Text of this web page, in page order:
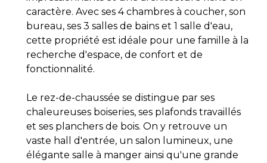
caractère. Avec ses 4 chambres à coucher, son
bureau, ses 3 salles de bains et 1 salle d'eau,
cette propriété est idéale pour une famille à la
recherche d'espace, de confort et de
fonctionnalité.
Le rez-de-chaussée se distingue par ses
chaleureuses boiseries, ses plafonds travaillés
et ses planchers de bois. On y retrouve un
vaste hall d'entrée, un salon lumineux, une
élégante salle à manger ainsi qu'une grande